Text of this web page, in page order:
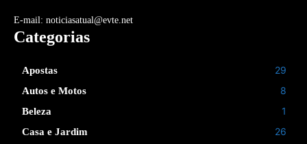
E-mail: noticiasatual@evte.net
Categorias
Apostas 29
Autos e Motos 8
Beleza 1
Casa e Jardim 26